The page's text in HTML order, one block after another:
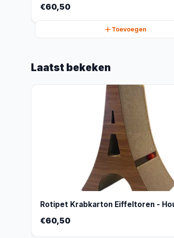
€60,50
Toevoegen
Laatst bekeken
Rotipet Krabkarton Eiffeltoren -
€60,50